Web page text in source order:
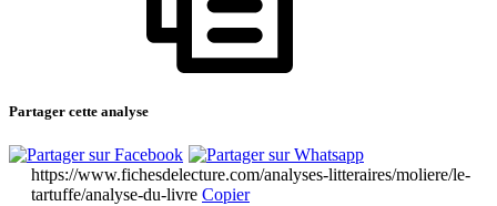
Partager cette analyse
https://www.fichesdelecture.com/analyses-litteraires/moliere/le-
tartuffe/analyse-du-livre Copier